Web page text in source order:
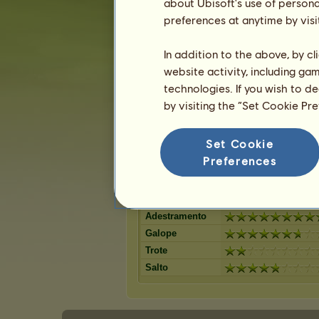
Lazão 12 % Baio
Castanho escuro 8% Palomino
Preto 8% Lazão
Castanho Cereja 7 % Isabel
Lazão crinalvo 6% Ruço
Capacidades de Caçador Irlandês
Adestramento
Galope
Trote
Salto
preferences at anytime by
In addition to the above, by
website activity, including
technologies. If you wish to
by visiting the “Set Cookie
Set Cookie
Preferences